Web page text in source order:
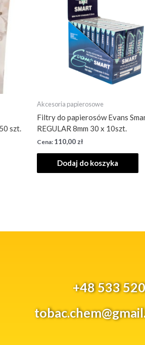
szt.
Akcesoria papierosowe
Filtry do papierosów Evans
REGULAR 8mm 30 x 10szt.
110,00 zł
Dodaj do koszyka
+48 533